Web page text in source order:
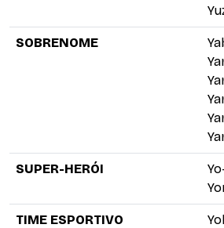
SOBRENOME
SUPER-HERÓI
TIME ESPORTIVO